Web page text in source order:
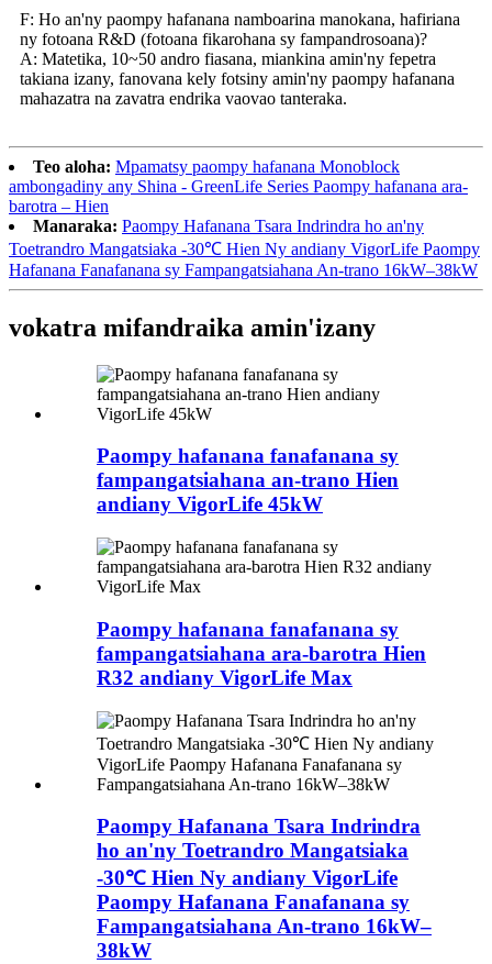
F: Ho an'ny paompy hafanana namboarina manokana, hafiriana
ny fotoana R&D (fotoana fikarohana sy fampandrosoana)?
A: Matetika, 10~50 andro fiasana, miankina amin'ny fepetra
takiana izany, fanovana kely fotsiny amin'ny paompy hafanana
mahazatra na zavatra endrika vaovao tanteraka.
Teo aloha: Mpamatsy paompy hafanana Monoblock
ambongadiny any Shina - GreenLife Series Paompy hafanana ara-
barotra – Hien
Manaraka: Paompy Hafanana Tsara Indrindra ho an'ny
Toetrandro Mangatsiaka -30℃ Hien Ny andiany VigorLife Paompy
Hafanana Fanafanana sy Fampangatsiahana An-trano 16kW–38kW
vokatra mifandraika amin'izany
Paompy hafanana fanafanana sy
fampangatsiahana an-trano Hien
andiany VigorLife 45kW
Paompy hafanana fanafanana sy
fampangatsiahana ara-barotra Hien
R32 andiany VigorLife Max
Paompy Hafanana Tsara Indrindra
ho an'ny Toetrandro Mangatsiaka
-30℃ Hien Ny andiany VigorLife
Paompy Hafanana Fanafanana sy
Fampangatsiahana An-trano 16kW–
38kW